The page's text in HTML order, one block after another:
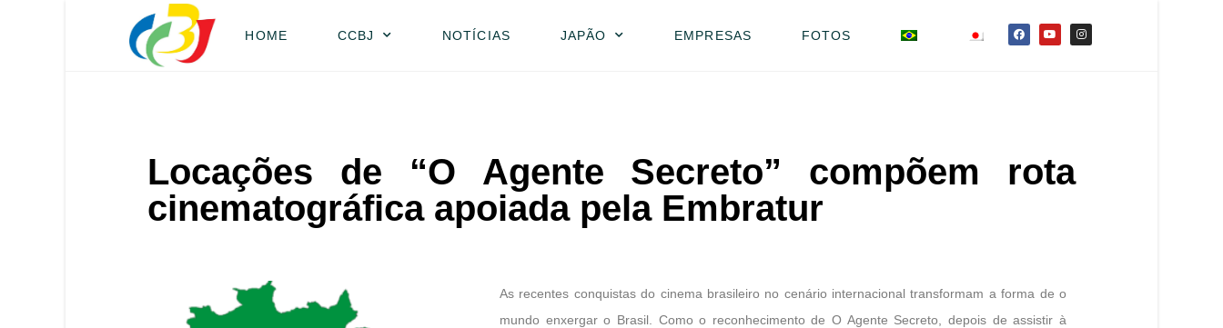
HOME CCBJ NOTÍCIAS JAPÃO EMPRESAS FOTOS
Locações de “O Agente Secreto” compõem rota
cinematográfica apoiada pela Embratur
As recentes conquistas do cinema brasileiro no cenário internacional transformam a forma de o
mundo enxergar o Brasil. Como o reconhecimento de O Agente Secreto, depois de assistir à